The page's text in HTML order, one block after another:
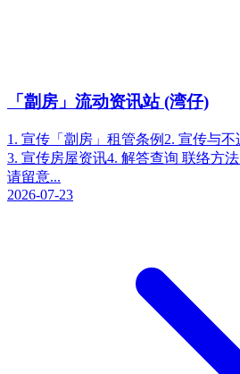
「劏房」流动资讯站 (湾仔)
1. 宣传「劏房」租管条例2. 宣传与
3. 宣传房屋资讯4. 解答查询 联络方
请留意...
2026-07-23